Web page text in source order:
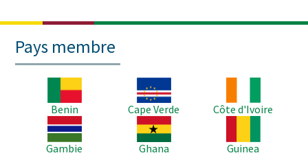
Pays membre
Benin
Image
Cape Verde
Côte d'Ivoire
Image
Gambie
Image
Ghana
Guinea